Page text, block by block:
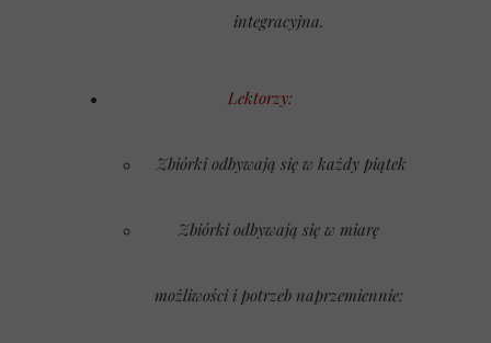
integracyjna.
Lektorzy:
Zbiórki odbywają się w każdy piątek
Zbiórki odbywają się w miarę
możliwości i potrzeb naprzemiennie: